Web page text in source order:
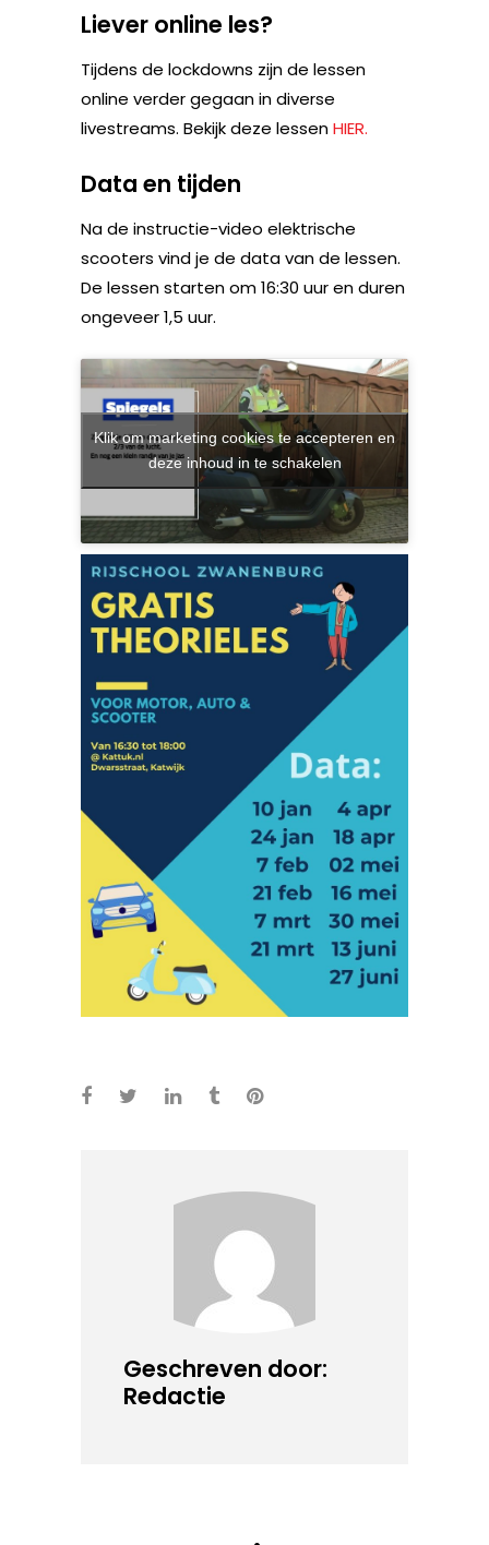
Liever online les?
Tijdens de lockdowns zijn de lessen
online verder gegaan in diverse
livestreams. Bekijk deze lessenHIER.
Data en tijden
Na de instructie-video elektrische
scooters vind je de data van de lessen.
De lessen starten om 16:30 uur en duren
ongeveer 1,5 uur.
Klik om marketing cookies te accepteren en
deze inhoud in te schakelen
Geschreven door:
Redactie